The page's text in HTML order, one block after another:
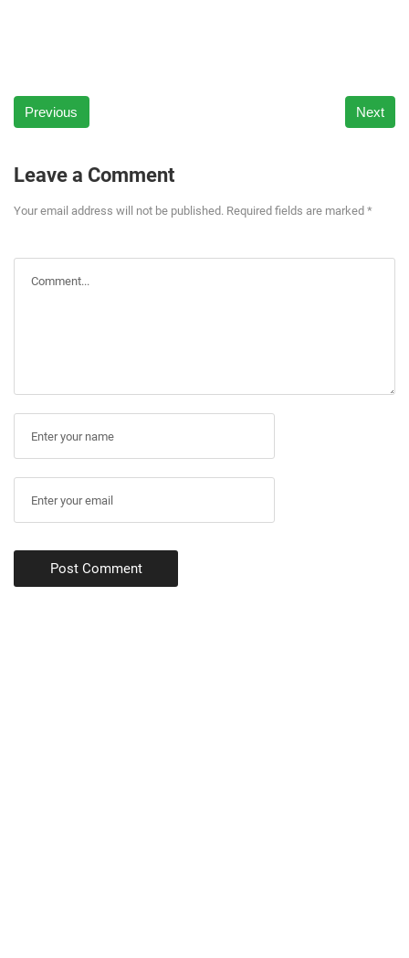
Previous Next
Leave a Comment
Your email address will not be published. Required fields are marked *
Post Comment